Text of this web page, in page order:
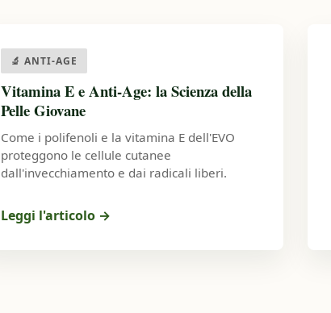
🔬 ANTI-AGE
Vitamina E e Anti-Age: la Scienza della
Pelle Giovane
Come i polifenoli e la vitamina E dell'EVO
proteggono le cellule cutanee
dall'invecchiamento e dai radicali liberi.
Leggi l'articolo →